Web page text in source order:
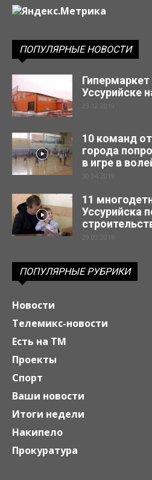
ПОПУЛЯРНЫЕ НОВОСТИ
Уссурийске
23.12.2019
10 команд
города
в игре в
30.04.2019
11
Уссурийска
29.03.2019
ПОПУЛЯРНЫЕ РУБРИКИ
Новости
Телемикс-новости
Есть на ТМ
Проекты
Спорт
Ваши новости
Итоги недели
Накипело
Прокуратура